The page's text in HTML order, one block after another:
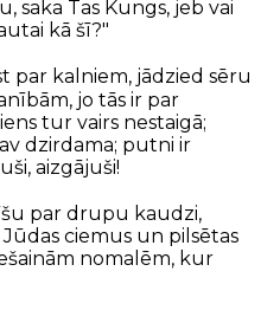
saka Tas Kungs, jeb vai
kā šī?"
par kalniem, jādzied sēru
jo tās ir par
tur vairs nestaigā;
dzirdama; putni ir
aizgājuši!
par drupu kaudzi,
ciemus un pilsētas
nomalēm, kur